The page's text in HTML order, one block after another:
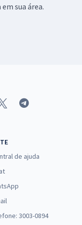
sua área.
de ajuda
3003-0894